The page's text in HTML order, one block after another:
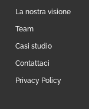
La nostra visione
Team
Casi studio
Contattaci
Privacy Policy